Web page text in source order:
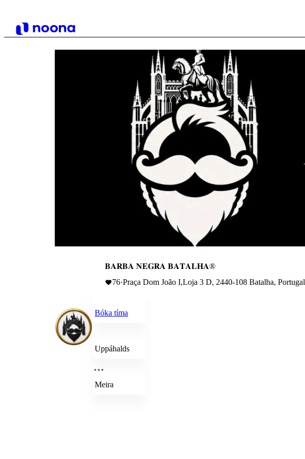
𝐁𝐀𝐑𝐁𝐀 𝐍𝐄𝐆𝐑𝐀 𝐁𝐀𝐓𝐀𝐋𝐇𝐀®
76·Praça Dom João I,Loja 3 D, 2440-108 Batalha, Portugal
Bóka tíma
Uppáhalds
Meira